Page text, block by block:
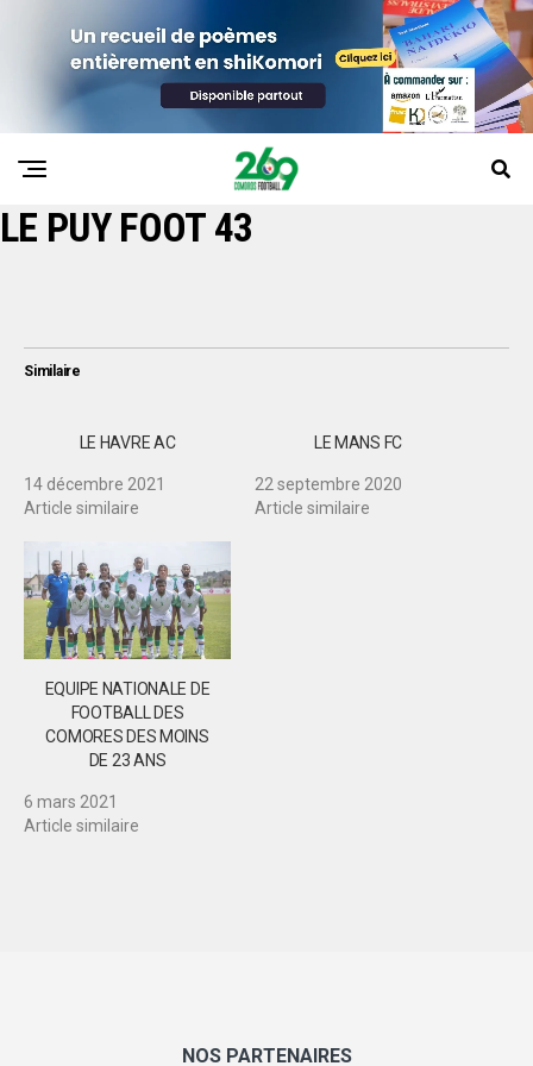
LE PUY FOOT 43
Similaire
LE HAVRE AC
14 décembre 2021
Article similaire
LE MANS FC
22 septembre 2020
Article similaire
EQUIPE NATIONALE DE
FOOTBALL DES
COMORES DES MOINS
DE 23 ANS
6 mars 2021
Article similaire
NOS PARTENAIRES